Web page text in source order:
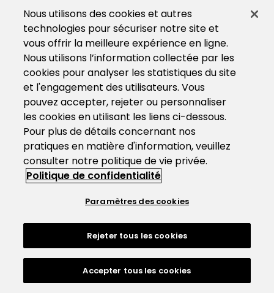
Nous utilisons des cookies et autres
technologies pour sécuriser notre site et
vous offrir la meilleure expérience en ligne.
Nous utilisons l’information collectée par les
cookies pour analyser les statistiques du site
et l'engagement des utilisateurs. Vous
pouvez accepter, rejeter ou personnaliser
les cookies en utilisant les liens ci-dessous.
Pour plus de détails concernant nos
pratiques en matière d'information, veuillez
consulter notre politique de vie privée.
Politique de confidentialité
Paramètres des cookies
Rejeter tous les cookies
Accepter tous les cookies